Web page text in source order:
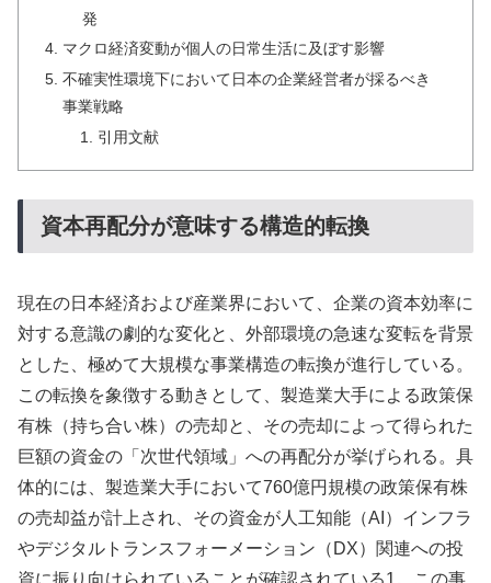
発
マクロ経済変動が個人の日常生活に及ぼす影響
不確実性環境下において日本の企業経営者が採るべき
事業戦略
引用文献
資本再配分が意味する構造的転換
現在の日本経済および産業界において、企業の資本効率に
対する意識の劇的な変化と、外部環境の急速な変転を背景
とした、極めて大規模な事業構造の転換が進行している。
この転換を象徴する動きとして、製造業大手による政策保
有株（持ち合い株）の売却と、その売却によって得られた
巨額の資金の「次世代領域」への再配分が挙げられる。具
体的には、製造業大手において760億円規模の政策保有株
の売却益が計上され、その資金が人工知能（AI）インフラ
やデジタルトランスフォーメーション（DX）関連への投